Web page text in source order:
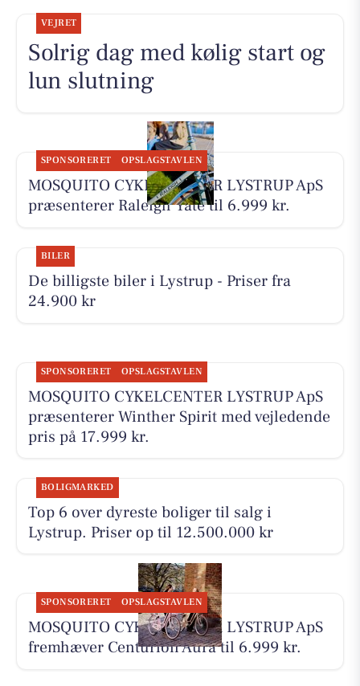
VEJRET
Solrig dag med kølig start og
lun slutning
SPONSORERET OPSLAGSTAVLEN
MOSQUITO CYKELCENTER LYSTRUP ApS
præsenterer Raleigh Yate til 6.999 kr.
BILER
De billigste biler i Lystrup - Priser fra
24.900 kr
SPONSORERET OPSLAGSTAVLEN
MOSQUITO CYKELCENTER LYSTRUP ApS
præsenterer Winther Spirit med vejledende
pris på 17.999 kr.
BOLIGMARKED
Top 6 over dyreste boliger til salg i
Lystrup. Priser op til 12.500.000 kr
SPONSORERET OPSLAGSTAVLEN
MOSQUITO CYKELCENTER LYSTRUP ApS
fremhæver Centurion Aura til 6.999 kr.